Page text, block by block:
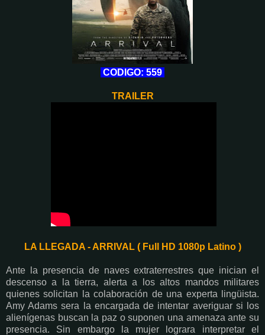
CODIGO: 559
TRAILER
LA LLEGADA - ARRIVAL ( Full HD 1080p Latino )
Ante la presencia de naves extraterrestres que inician el
descenso a la tierra, alerta a los altos mandos militares
quienes solicitan la colaboración de una experta lingüista.
Amy Adams sera la encargada de intentar averiguar si los
alienígenas buscan la paz o suponen una amenaza ante su
presencia. Sin embargo la mujer lograra interpretar el